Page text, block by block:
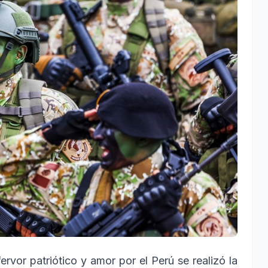
patriótico y amor por el Perú se realizó la